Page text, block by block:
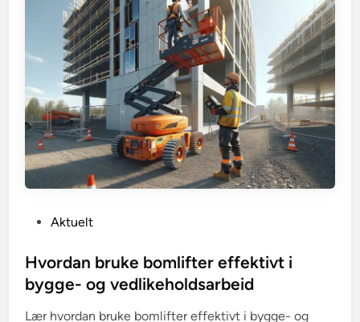
s
t
d
Aktuelt
Hvordan bruke bomlifter effektivt i
bygge- og vedlikeholdsarbeid
Lær hvordan bruke bomlifter effektivt i bygge- og